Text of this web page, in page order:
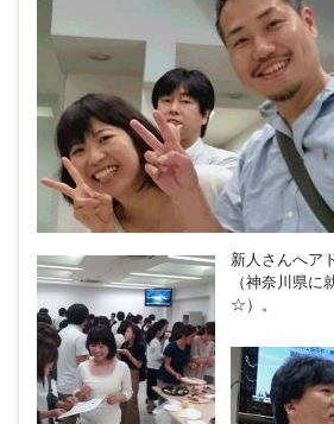
新人さんへア
（神奈川県に
☆）。